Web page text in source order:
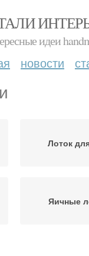
идеи
новости
Лоток
Яичные